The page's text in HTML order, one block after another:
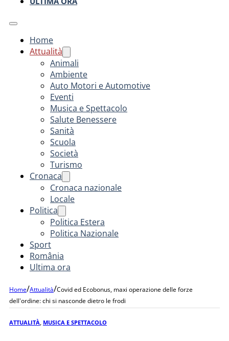
Home
Attualità
Animali
Ambiente
Auto Motori e Automotive
Eventi
Musica e Spettacolo
Salute Benessere
Sanità
Scuola
Società
Turismo
Cronaca
Cronaca nazionale
Locale
Politica
Politica Estera
Politica Nazionale
Sport
România
Ultima ora
Home/Attualità/Covid ed Ecobonus, maxi operazione delle forze
dell'ordine: chi si nasconde dietro le frodi
ATTUALITÀ MUSICA E SPETTACOLO